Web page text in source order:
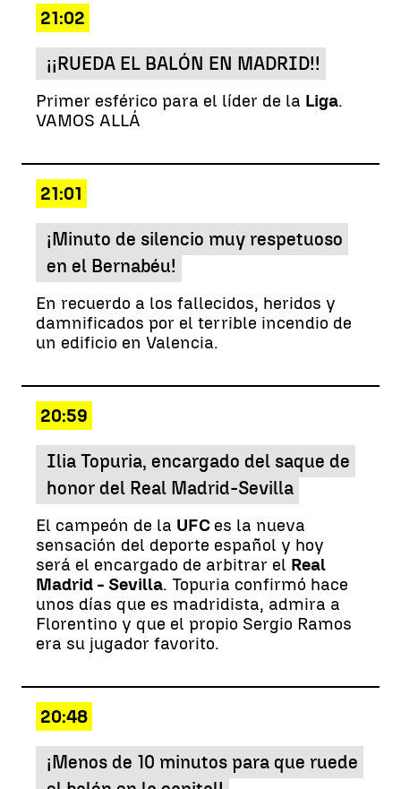
21:02
¡¡RUEDA EL BALÓN EN MADRID!!
Primer esférico para el líder de la Liga.
VAMOS ALLÁ
21:01
¡Minuto de silencio muy respetuoso
en el Bernabéu!
En recuerdo a los fallecidos, heridos y
damnificados por el terrible incendio de
un edificio en Valencia.
20:59
Ilia Topuria, encargado del saque de
honor del Real Madrid-Sevilla
El campeón de la UFC es la nueva
sensación del deporte español y hoy
será el encargado de arbitrar el Real
Madrid - Sevilla. Topuria confirmó hace
unos días que es madridista, admira a
Florentino y que el propio Sergio Ramos
era su jugador favorito.
20:48
¡Menos de 10 minutos para que ruede